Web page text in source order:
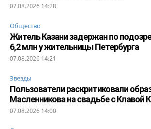
07.08.2026 14:28
Общество
Житель Казани задержан по
6,2 млн у жительницы Петербурга
07.08.2026 14:21
Звезды
Пользователи раскритиковали
Масленникова на свадьбе с Клавой
07.08.2026 14:00